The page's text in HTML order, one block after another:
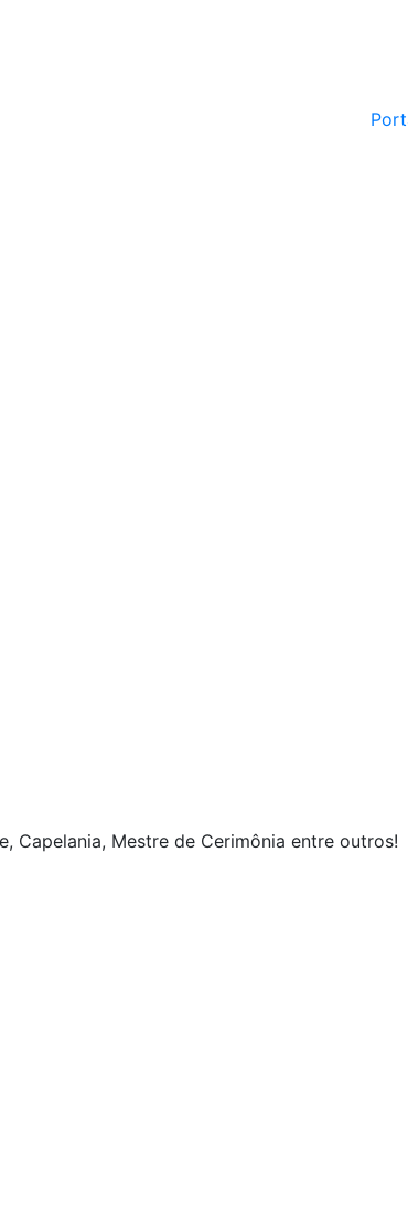
Capelania, Mestre de Cerimônia entre outros!